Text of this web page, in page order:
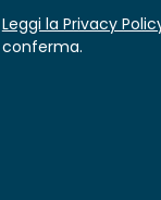
Leggi la Privacy
conferma.